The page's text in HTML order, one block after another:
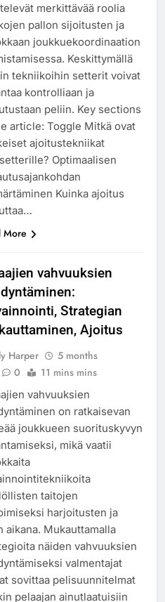
merkittävää roolia
pallon sijoitusten ja
joukkuekoordinaation
Keskittymällä
tekniikoihin setterit voivat
kontrolliaan ja
peliin. Key sections
article: Toggle Mitkä ovat
ajoitustekniikat
Optimaalisen
Kuinka ajoitus
More
vahvuuksien
Strategian
Ajoitus
Harper
5 months
0 11 mins mins
vahvuuksien
on ratkaisevan
joukkueen suorituskyvyn
mikä vaatii
taitojen
harjoitusten ja
aikana. Mukauttamalla
näiden vahvuuksien
valmentajat
sovittaa pelisuunnitelmat
pelaajan ainutlaatuisiin